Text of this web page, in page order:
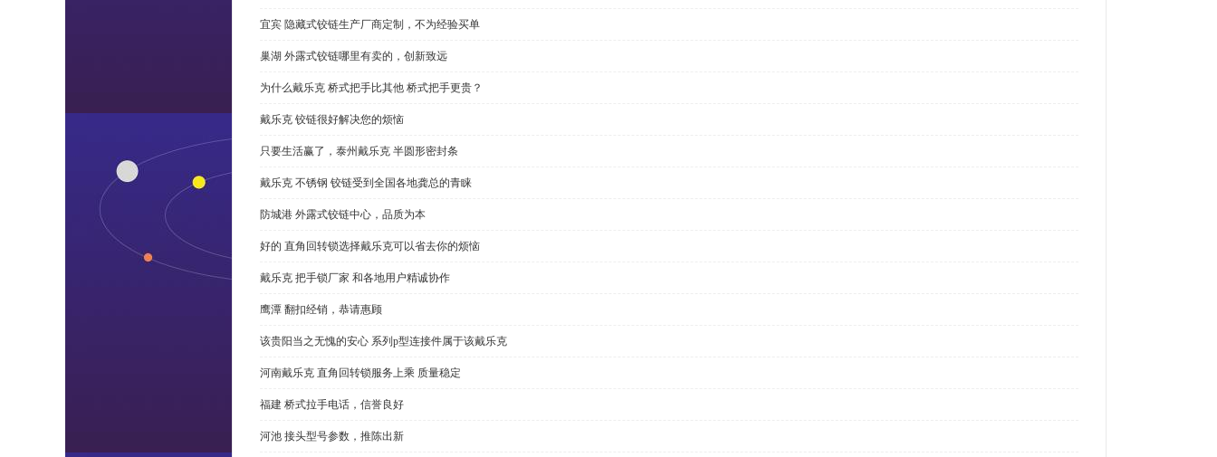
宜宾 隐藏式铰链生产厂商定制，不为经验买单
巢湖 外露式铰链哪里有卖的，创新致远
为什么戴乐克 桥式把手比其他 桥式把手更贵？
戴乐克 铰链很好解决您的烦恼
只要生活赢了，泰州戴乐克 半圆形密封条
戴乐克 不锈钢 铰链受到全国各地龚总的青睐
防城港 外露式铰链中心，品质为本
好的 直角回转锁选择戴乐克可以省去你的烦恼
戴乐克 把手锁厂家 和各地用户精诚协作
鹰潭 翻扣经销，恭请惠顾
该贵阳当之无愧的安心 系列p型连接件属于该戴乐克
河南戴乐克 直角回转锁服务上乘 质量稳定
福建 桥式拉手电话，信誉良好
河池 接头型号参数，推陈出新